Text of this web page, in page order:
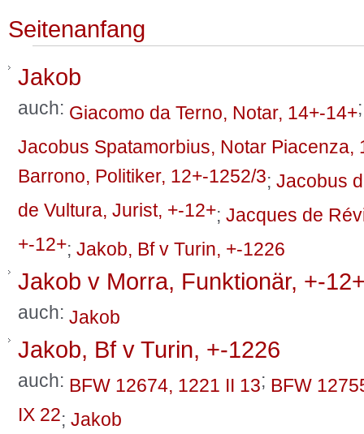
Seitenanfang
Jakob
auch: Giacomo da Terno, Notar, 14+-14+
Jacobus Spatamorbius, Notar Piacenza,
Barrono, Politiker, 12+-1252/3; Jacobus
de Vultura, Jurist, +-12+; Jacques de
+-12+; Jakob, Bf v Turin, +-1226
Jakob v Morra, Funktionär, +-
auch: Jakob
Jakob, Bf v Turin, +-1226
auch: BFW 12674, 1221 II 13; BFW
IX 22; Jakob